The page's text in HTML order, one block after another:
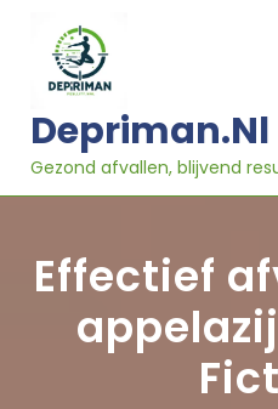
inhoud
Depriman.nl
Gezond afvallen, blijvend
Effectief